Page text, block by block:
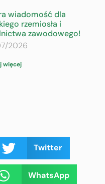
wiadomość dla
rzemiosła i
zawodowego!
2026
więcej
Twitter
WhatsApp